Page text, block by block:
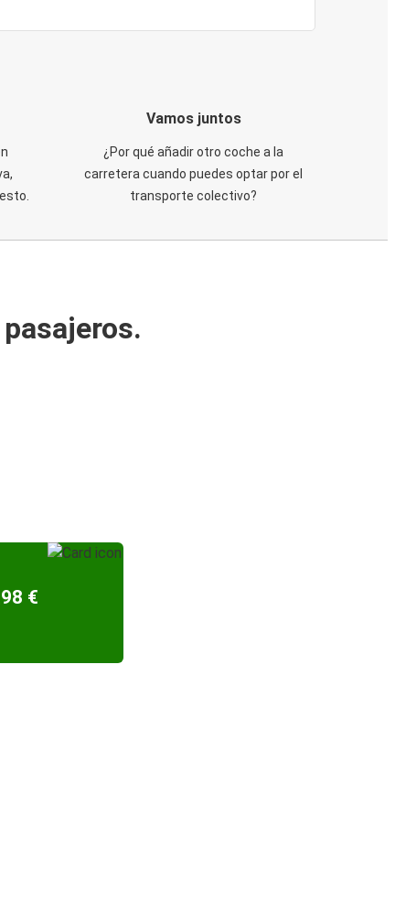
Vamos juntos
¿Por qué añadir otro coche a la
carretera cuando puedes optar por el
transporte colectivo?
€